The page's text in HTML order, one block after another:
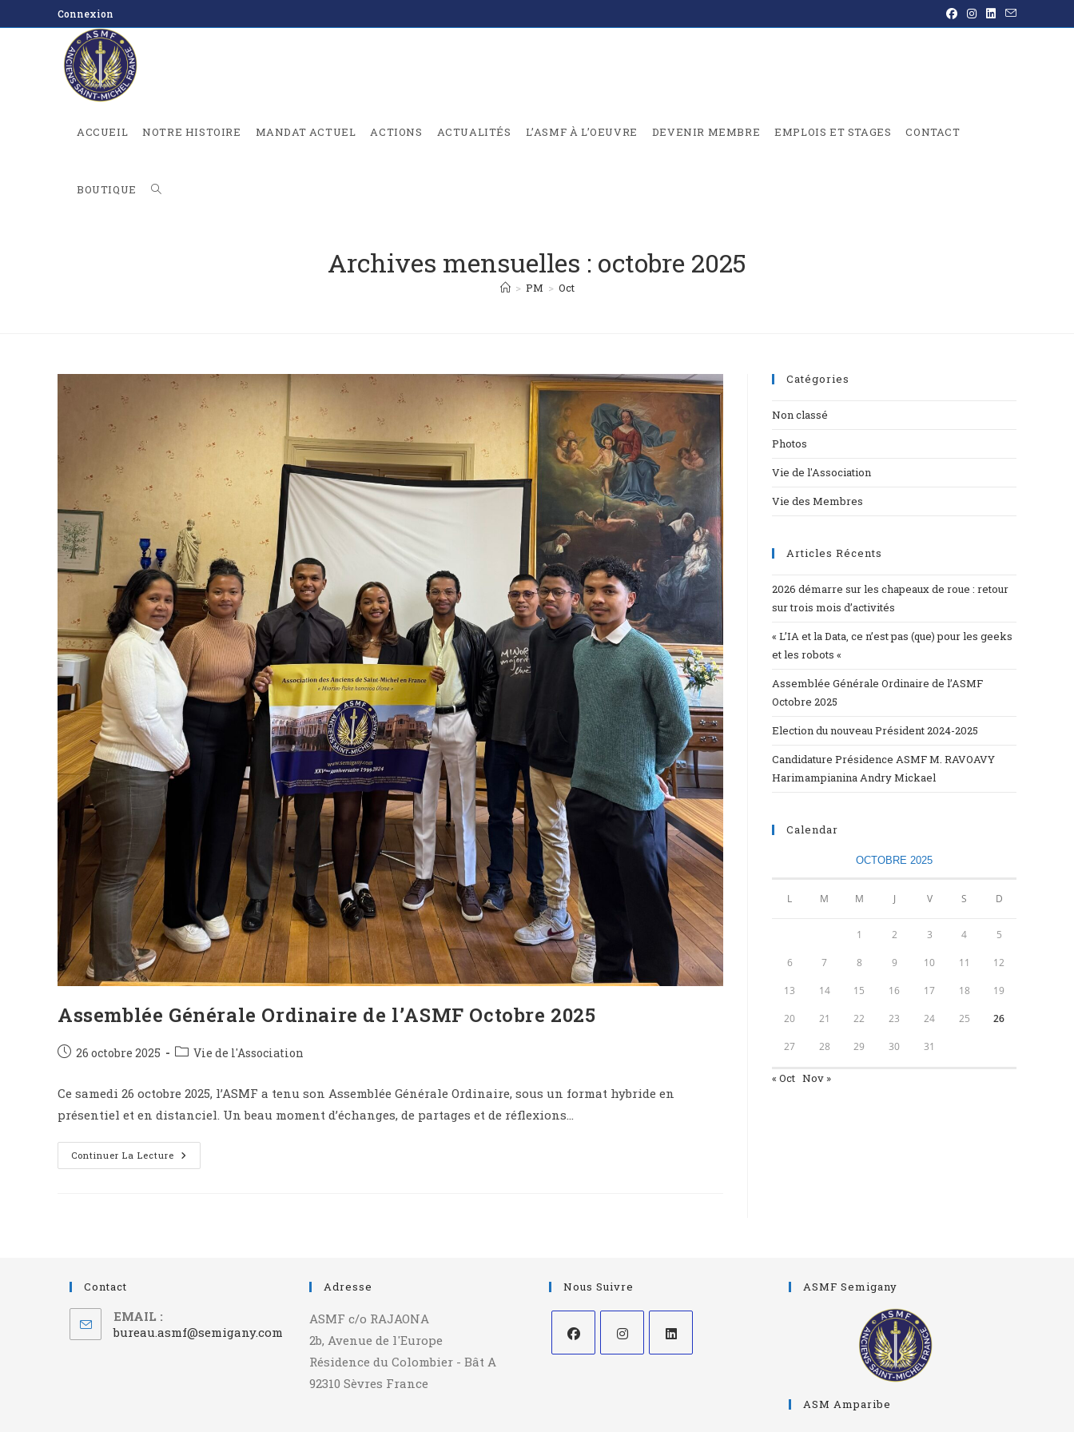
Connexion
ACCUEIL NOTRE HISTOIRE MANDAT ACTUEL ACTIONS ACTUALITÉS L’ASMF À L’OEUVRE DEVENIR MEMBRE EMPLOIS ET STAGES CONTACT
BOUTIQUE
Archives mensuelles : octobre 2025
> PM > Oct
Assemblée Générale Ordinaire de l’ASMF Octobre 2025
26 octobre 2025 Vie de l'Association
Ce samedi 26 octobre 2025, l’ASMF a tenu son Assemblée Générale Ordinaire, sous un format hybride en
présentiel et en distanciel. Un beau moment d’échanges, de partages et de réflexions…
Continuer La Lecture
Catégories
Non classé
Photos
Vie de l'Association
Vie des Membres
Articles Récents
2026 démarre sur les chapeaux de roue : retour
sur trois mois d’activités
« L’IA et la Data, ce n’est pas (que) pour les geeks
et les robots «
Assemblée Générale Ordinaire de l’ASMF
Octobre 2025
Election du nouveau Président 2024-2025
Candidature Présidence ASMF M. RAVOAVY
Harimampianina Andry Mickael
Calendar
OCTOBRE 2025
L M M J V S D
1 2 3 4 5
6 7 8 9 10 11 12
13 14 15 16 17 18 19
20 21 22 23 24 25 26
27 28 29 30 31
« Oct Nov »
Contact
EMAIL :
bureau.asmf@semigany.com
Adresse
ASMF c/o RAJAONA
2b, Avenue de l'Europe
Résidence du Colombier - Bât A
92310 Sèvres France
Nous Suivre ASMF Semigany
ASM Amparibe